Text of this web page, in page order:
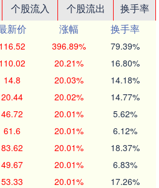
个股流入 个股流出
换手率
新价 涨幅
换手率
116.52 396.89% 79.39%
110.02 20.21% 16.80%
14.8 20.03% 14.18%
20.44 20.02% 14.77%
46.72 20.01% 5.62%
61.6 20.01% 6.12%
83.62 20.01% 18.37%
49.67 20.01% 6.83%
53.33 20.01% 17.26%